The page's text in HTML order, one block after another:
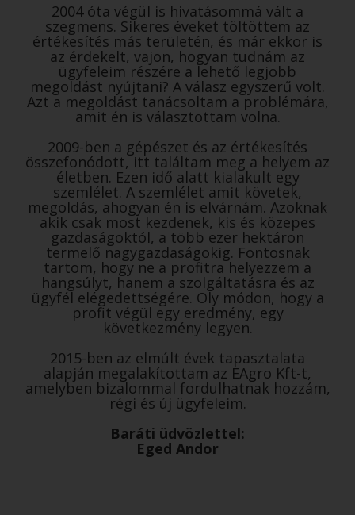
2004 óta végül is hivatásommá vált a
szegmens. Sikeres éveket töltöttem az
értékesítés más területén, és már ekkor is
az érdekelt, vajon, hogyan tudnám az
ügyfeleim részére a lehető legjobb
megoldást nyújtani? A válasz egyszerű volt.
Azt a megoldást tanácsoltam a problémára,
amit én is választottam volna.
2009-ben a gépészet és az értékesítés
összefonódott, itt találtam meg a helyem az
életben. Ezen idő alatt kialakult egy
szemlélet. A szemlélet amit követek,
megoldás, ahogyan én is elvárnám. Azoknak
akik csak most kezdenek, kis és közepes
gazdaságoktól, a több ezer hektáron
termelő nagygazdaságokig. Fontosnak
tartom, hogy ne a profitra helyezzem a
hangsúlyt, hanem a szolgáltatásra és az
ügyfél elégedettségére. Oly módon, hogy a
profit végül egy eredmény, egy
következmény legyen.
2015-ben az elmúlt évek tapasztalata
alapján megalakítottam az EAgro Kft-t,
amelyben bizalommal fordulhatnak hozzám,
régi és új ügyfeleim.
Baráti üdvözlettel:
Eged Andor